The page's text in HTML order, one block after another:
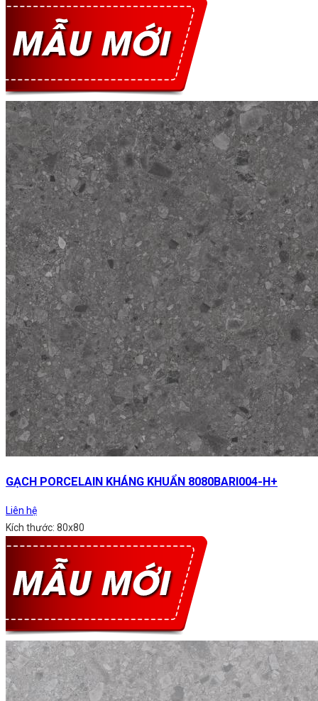
GẠCH PORCELAIN KHÁNG KHUẨN 8080BARI004-H+
Liên hệ
Kích thước: 80x80